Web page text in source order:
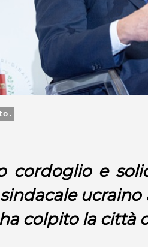
cordoglio e
colpito la città